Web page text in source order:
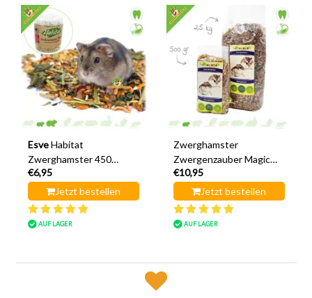
Esve Habitat
Zwerghamster 450
Gramm
€6,95
Jetzt bestellen
AUF LAGER
Zwerghamster
Zwergenzauber Magic
500 Gramm
€10,95
Jetzt bestellen
AUF LAGER